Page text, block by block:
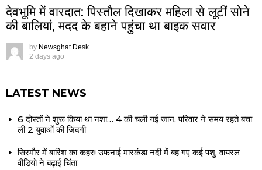
देवभूमि में वारदात: पिस्तौल दिखाकर महिला से लूटीं सोने
की बालियां, मदद के बहाने पहुंचा था बाइक सवार
by Newsghat Desk
2 days ago
LATEST NEWS
6 दोस्तों ने शुरू किया था नशा… 4 की चली गई जान, परिवार ने समय रहते बचा
ली 2 युवाओं की जिंदगी
सिरमौर में बारिश का कहर! उफनाई मारकंडा नदी में बह गए कई पशु, वायरल
वीडियो ने बढ़ाई चिंता